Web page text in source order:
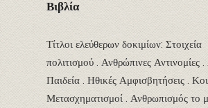
Βιβλία
Τίτλοι ελεύθερων δοκιμίων: Στοιχεία
πολιτισμού . Ανθρώπινες Αντινομίες
Παιδεία . Ηθικές Αμφισβητήσεις .
Μετασχηματισμοί . Ανθρωπισμός το